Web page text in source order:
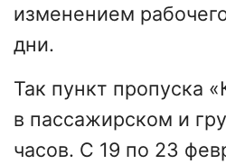
изменением
дни.
Так пункт пропуска
в пассажирском и
часов. С 19 по 23